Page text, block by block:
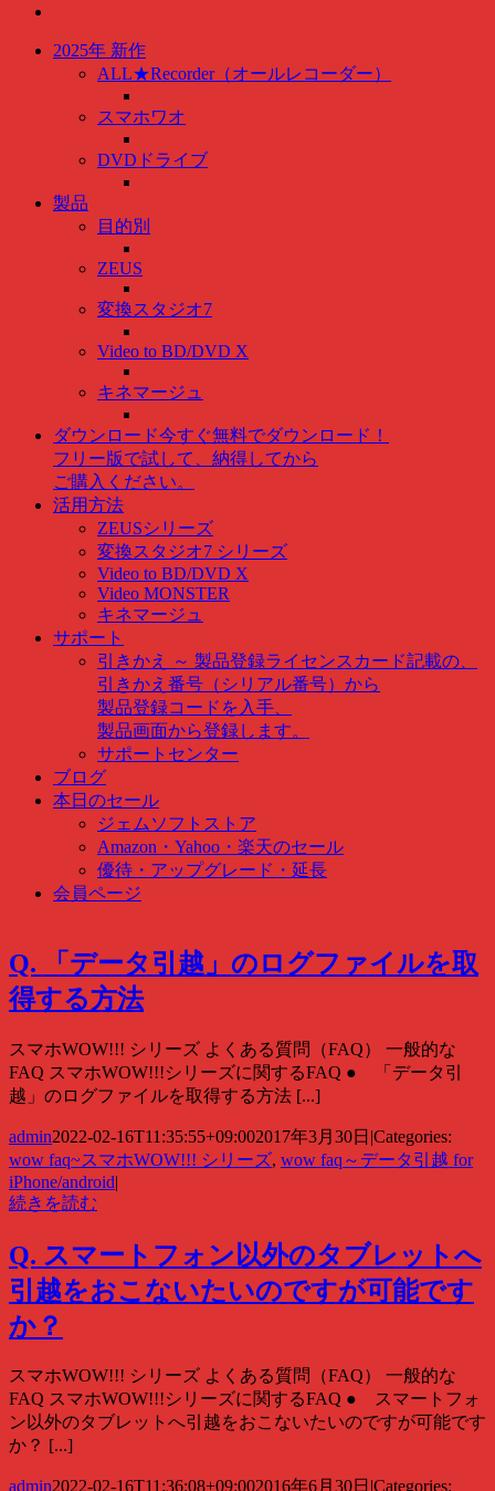
2025年 新作
ALL★Recorder（オールレコーダー）
スマホワオ
DVDドライブ
製品
目的別
ZEUS
変換スタジオ7
Video to BD/DVD X
キネマージュ
ダウンロード今すぐ無料でダウンロード！
フリー版で試して、納得してから
ご購入ください。
活用方法
ZEUSシリーズ
変換スタジオ7 シリーズ
Video to BD/DVD X
Video MONSTER
キネマージュ
サポート
引きかえ ～ 製品登録ライセンスカード記載の、
引きかえ番号（シリアル番号）から
製品登録コードを入手、
製品画面から登録します。
サポートセンター
ブログ
本日のセール
ジェムソフトストア
Amazon・Yahoo・楽天のセール
優待・アップグレード・延長
会員ページ
Q. 「データ引越」のログファイルを取
得する方法
スマホWOW!!! シリーズ よくある質問（FAQ） 一般的な
FAQ スマホWOW!!!シリーズに関するFAQ ● 「データ引
越」のログファイルを取得する方法 [...]
admin2022-02-16T11:35:55+09:002017年3月30日 |Categories:
wow faq~スマホWOW!!! シリーズ, wow faq～データ引越 for
iPhone/android|
続きを読む
Q. スマートフォン以外のタブレットへ
引越をおこないたいのですが可能です
か？
スマホWOW!!! シリーズ よくある質問（FAQ） 一般的な
FAQ スマホWOW!!!シリーズに関するFAQ ● スマートフォ
ン以外のタブレットへ引越をおこないたいのですが可能です
か？ [...]
admin2022-02-16T11:36:08+09:002016年6月30日 Categories: